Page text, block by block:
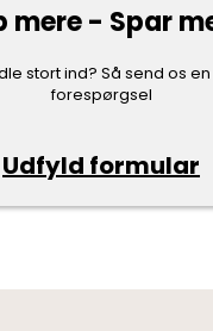
mere - Spar
stort ind? Så send os
forespørgsel
Udfyld formular